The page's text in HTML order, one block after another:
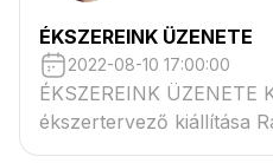
ÉKSZEREINK ÜZENETE
2022-08-10 17:00:00
ÉKSZEREINK ÜZENETE Király Fanni
ékszertervező kiállítása
fotóművész portréival